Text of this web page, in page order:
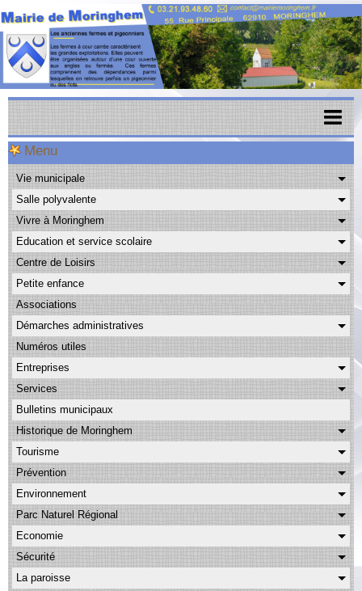
Accueil
Menu scolaire
Actualités
Agenda
CAPSO
Urbanisme
Transports
Albums
Facebook
Contact
Menu
Vie municipale
Salle polyvalente
Vivre à Moringhem
Education et service scolaire
Centre de Loisirs
Petite enfance
Associations
Démarches administratives
Numéros utiles
Entreprises
Services
Bulletins municipaux
Historique de Moringhem
Tourisme
Prévention
Environnement
Parc Naturel Régional
Economie
Sécurité
La paroisse